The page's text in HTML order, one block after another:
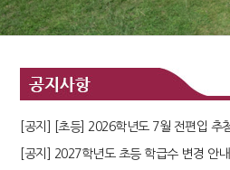
[공지] 2027학년도 초등 학급수 변경 안내